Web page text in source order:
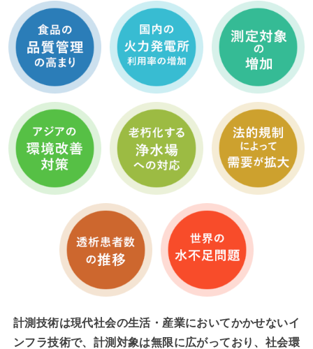
計測技術は現代社会の生活・産業においてかかせないイ
ンフラ技術で、 計測対象は無限に広がっており、社会環